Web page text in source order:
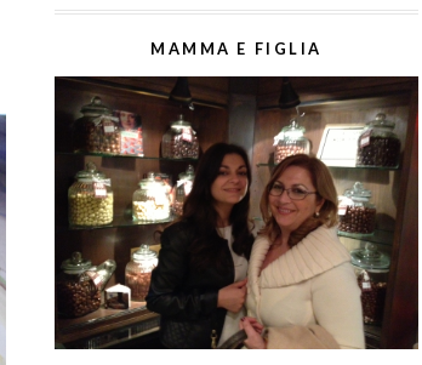
MAMMA E FIGLIA